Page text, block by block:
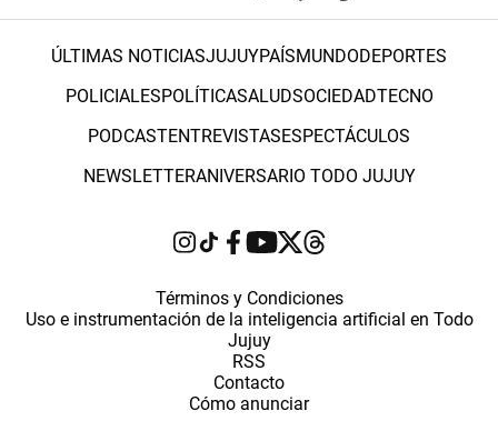
ÚLTIMAS NOTICIASJUJUYPAÍSMUNDODEPORTES
POLICIALESPOLÍTICASALUDSOCIEDADTECNO
PODCASTENTREVISTASESPECTÁCULOS
NEWSLETTERANIVERSARIO TODO JUJUY
Términos y Condiciones
Uso e instrumentación de la inteligencia artificial en Todo
Jujuy
RSS
Contacto
Cómo anunciar